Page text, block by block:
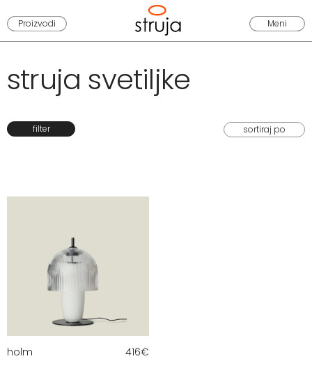
Proizvodi Meni
struja svetiljke
filter
holm 416€